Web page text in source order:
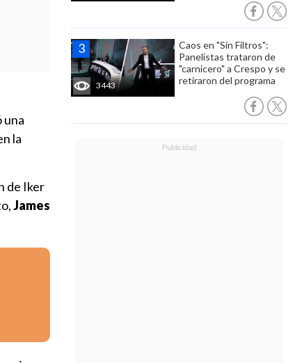
3443
Caos en "Sin Filtros":
Panelistas trataron de
"carnicero" a Crespo y se
retiraron del programa
una
la
de Iker
James